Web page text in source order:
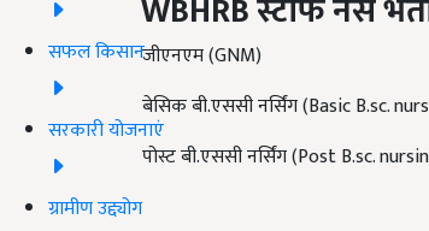
सफल किसान
सरकारी योजनाएं
ग्रामीण उद्द्योग
WBHRBस्टाफ नर्स
जीएनएम (GNM)
बेसिक बी.एससी नर्सिंग (Basic B.sc.
पोस्ट बी.एससी नर्सिंग (Post B.sc.